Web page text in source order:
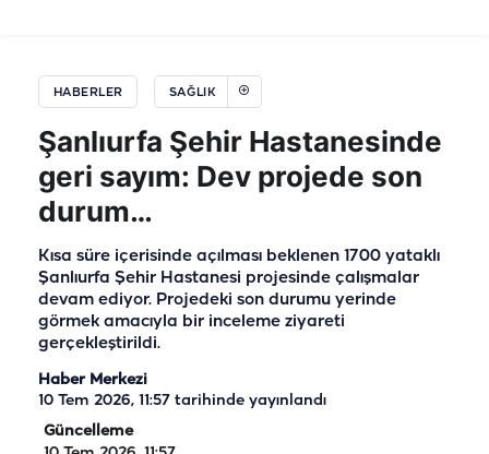
HABERLER SAĞLIK
Şanlıurfa Şehir Hastanesinde
geri sayım: Dev projede son
durum…
Kısa süre içerisinde açılması beklenen 1700 yataklı
Şanlıurfa Şehir Hastanesi projesinde çalışmalar
devam ediyor. Projedeki son durumu yerinde
görmek amacıyla bir inceleme ziyareti
gerçekleştirildi.
Haber Merkezi
10 Tem 2026, 11:57 tarihinde yayınlandı
Güncelleme